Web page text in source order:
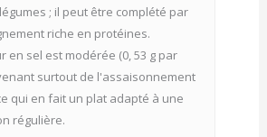
; il peut être complété par
riche en protéines.
en sel est modérée (0, 53 g par
surtout de l'assaisonnement
qui en fait un plat adapté à une
régulière.